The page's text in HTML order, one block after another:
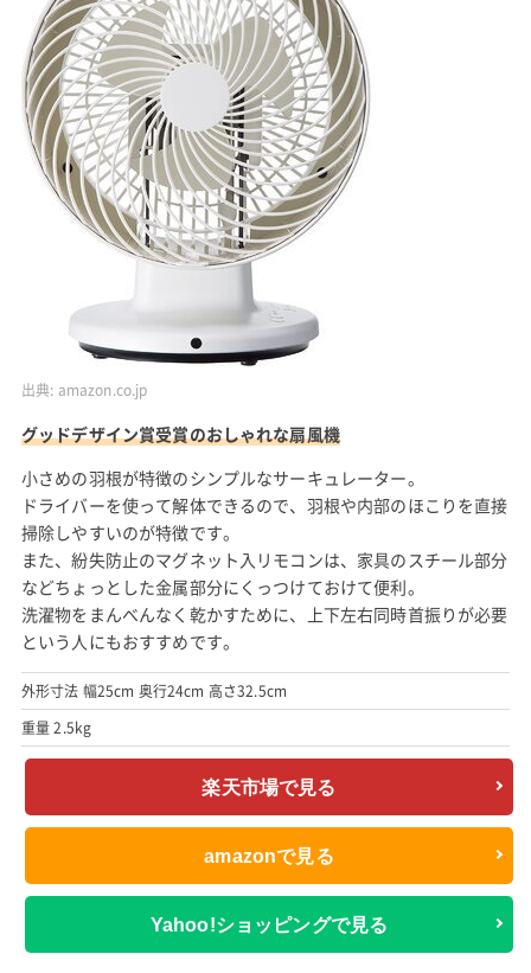
出典: amazon.co.jp
グッドデザイン賞受賞のおしゃれな扇風機
小さめの羽根が特徴のシンプルなサーキュレーター。
ドライバーを使って解体できるので、羽根や内部のほこりを直接
掃除しやすいのが特徴です。
また、紛失防止のマグネット入リモコンは、家具のスチール部分
などちょっとした金属部分にくっつけておけて便利。
洗濯物をまんべんなく乾かすために、上下左右同時首振りが必要
という人にもおすすめです。
外形寸法 幅25cm 奥行24cm 高さ32.5cm
重量 2.5kg
楽天市場で見る
amazonで見る
Yahoo!ショッピングで見る